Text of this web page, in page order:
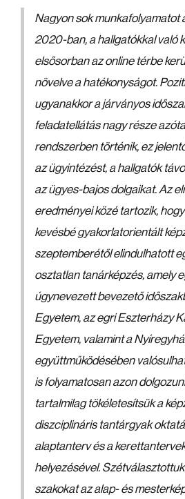
Nagyon sok munkafolyamatot
2020-ban, a hallgatókkal való
elsősorban az online térbe
növelve a hatékonyságot.
ugyanakkor a járványos
feladatellátás nagy része
rendszerben történik, ez
az ügyintézést, a hallgatók
az ügyes-bajos dolgaikat. Az
eredményei közé tartozik,
kevésbé gyakorlatorientált
szeptemberétől elindulhatott
osztatlan tanárképzés, amely
úgynevezett bevezető
Egyetem, az egri Eszterházy
Egyetem, valamint a
együttműködésében
is folyamatosan azon
tartalmilag tökéletesítsük a
diszciplináris tantárgyak
alaptanterv és a
helyezésével.
szakokat az alap- és